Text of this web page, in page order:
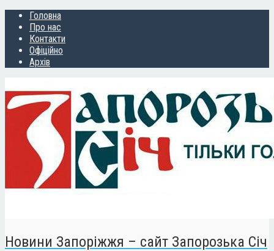
Головна
Про нас
Контакти
Офіційно
Архів
Новини Запоріжжя – сайт Запорозька Січ